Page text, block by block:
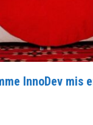
InnoDev mis